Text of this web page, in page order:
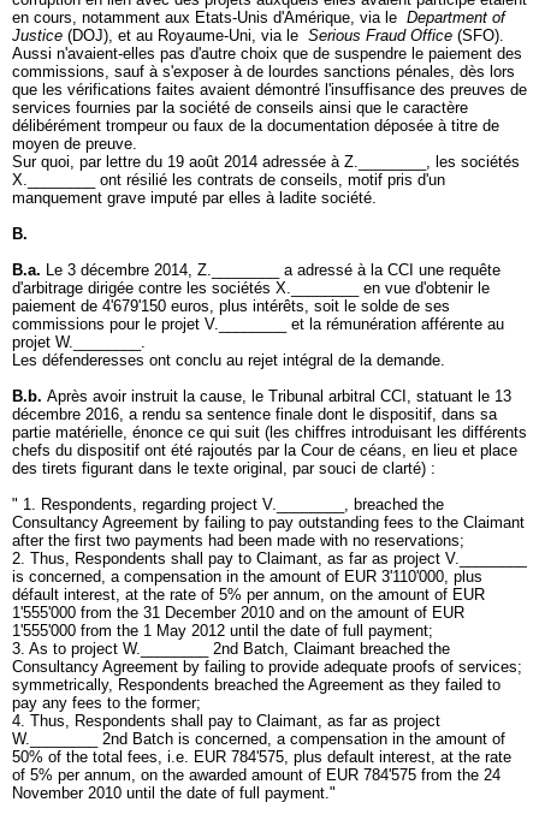
en cours, notamment aux Etats-Unis d'Amérique, via le Department of
Justice (DOJ), et au Royaume-Uni, via le Serious Fraud Office (SFO).
Aussi n'avaient-elles pas d'autre choix que de suspendre le paiement des
commissions, sauf à s'exposer à de lourdes sanctions pénales, dès lors
que les vérifications faites avaient démontré l'insuffisance des preuves de
services fournies par la société de conseils ainsi que le caractère
délibérément trompeur ou faux de la documentation déposée à titre de
moyen de preuve.
Sur quoi, par lettre du 19 août 2014 adressée à Z.________, les sociétés
X.________ ont résilié les contrats de conseils, motif pris d'un
manquement grave imputé par elles à ladite société.
B.
B.a. Le 3 décembre 2014, Z.________ a adressé à la CCI une requête
d'arbitrage dirigée contre les sociétés X.________ en vue d'obtenir le
paiement de 4'679'150 euros, plus intérêts, soit le solde de ses
commissions pour le projet V.________ et la rémunération afférente au
projet W.________.
Les défenderesses ont conclu au rejet intégral de la demande.
B.b. Après avoir instruit la cause, le Tribunal arbitral CCI, statuant le 13
décembre 2016, a rendu sa sentence finale dont le dispositif, dans sa
partie matérielle, énonce ce qui suit (les chiffres introduisant les différents
chefs du dispositif ont été rajoutés par la Cour de céans, en lieu et place
des tirets figurant dans le texte original, par souci de clarté) :
" 1. Respondents, regarding project V.________, breached the
Consultancy Agreement by failing to pay outstanding fees to the Claimant
after the first two payments had been made with no reservations;
2. Thus, Respondents shall pay to Claimant, as far as project V.________
is concerned, a compensation in the amount of EUR 3'110'000, plus
défault interest, at the rate of 5% per annum, on the amount of EUR
1'555'000 from the 31 December 2010 and on the amount of EUR
1'555'000 from the 1 May 2012 until the date of full payment;
3. As to project W.________ 2nd Batch, Claimant breached the
Consultancy Agreement by failing to provide adequate proofs of services;
symmetrically, Respondents breached the Agreement as they failed to
pay any fees to the former;
4. Thus, Respondents shall pay to Claimant, as far as project
W.________ 2nd Batch is concerned, a compensation in the amount of
50% of the total fees, i.e. EUR 784'575, plus default interest, at the rate
of 5% per annum, on the awarded amount of EUR 784'575 from the 24
November 2010 until the date of full payment."